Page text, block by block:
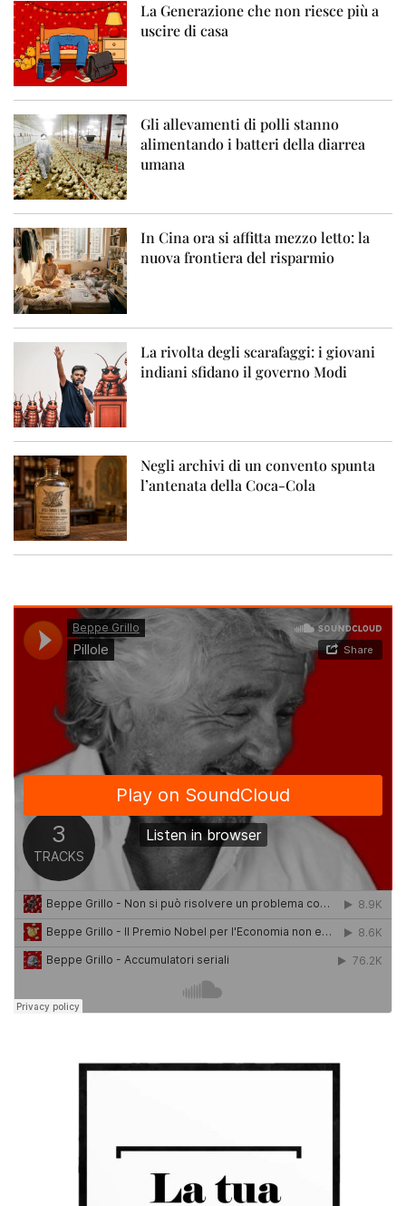
La Generazione che non riesce più a
uscire di casa
Gli allevamenti di polli stanno
alimentando i batteri della diarrea
umana
In Cina ora si affitta mezzo letto: la
nuova frontiera del risparmio
La rivolta degli scarafaggi: i giovani
indiani sfidano il governo Modi
Negli archivi di un convento spunta
l’antenata della Coca-Cola